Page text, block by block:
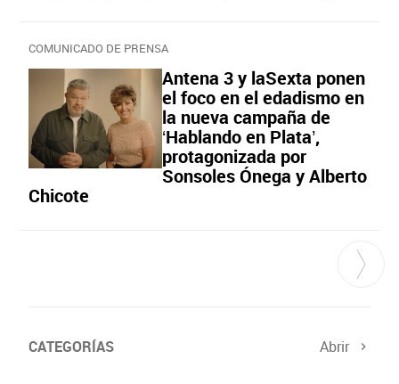
COMUNICADO DE PRENSA
Antena 3 y laSexta ponen
el foco en el edadismo en
la nueva campaña de
‘Hablando en Plata’,
protagonizada por
Sonsoles Ónega y Alberto
Chicote
CATEGORÍAS Abrir